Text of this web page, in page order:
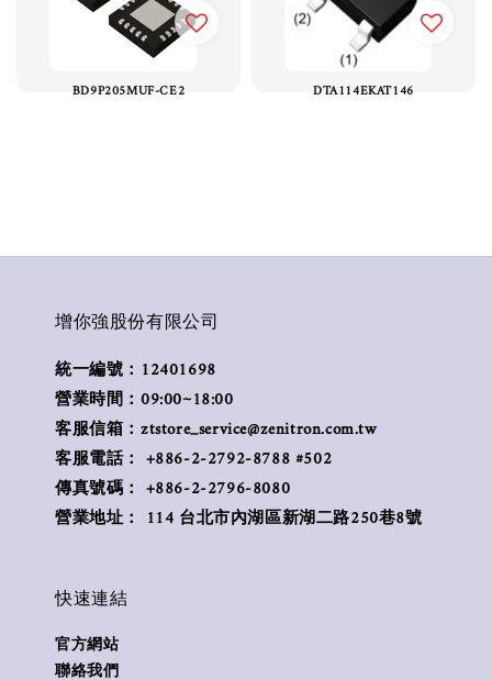
BD9P205MUF-CE2 DTA114EKAT146
增你強股份有限公司
統一編號：12401698
營業時間：09:00~18:00
客服信箱：ztstore_service@zenitron.com.tw
客服電話： +886-2-2792-8788 #502
傳真號碼： +886-2-2796-8080
營業地址： 114 台北市內湖區新湖二路250巷8號
快速連結
官方網站
聯絡我們